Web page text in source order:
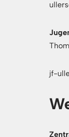
jf-